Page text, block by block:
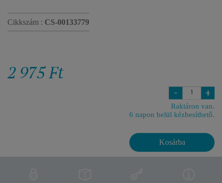
Cikkszám : CS-00133779
2 975 Ft
- +
Raktáron van.
6 napon belül kézbesíthető.
Kosárba